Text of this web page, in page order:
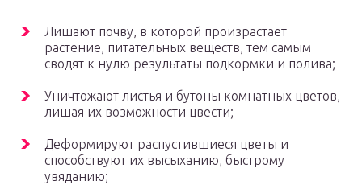
Лишают почву, в которой произрастает
растение, питательных веществ, тем самым
сводят к нулю результаты подкормки и полива;
Уничтожают листья и бутоны комнатных цветов,
лишая их возможности цвести;
Деформируют распустившиеся цветы и
способствуют их высыханию, быстрому
увяданию;